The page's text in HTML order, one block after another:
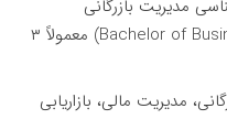
مدیریت بازرگانی
(Bachelor of Business Administration – BBA) معمولاً ۳
مدیریت مالی، بازاریابی